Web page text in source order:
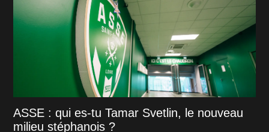
ASSE : qui es-tu Tamar Svetlin, le nouveau
milieu stéphanois ?